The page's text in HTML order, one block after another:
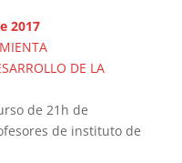
2017
DE LA
de 21h de
de instituto de